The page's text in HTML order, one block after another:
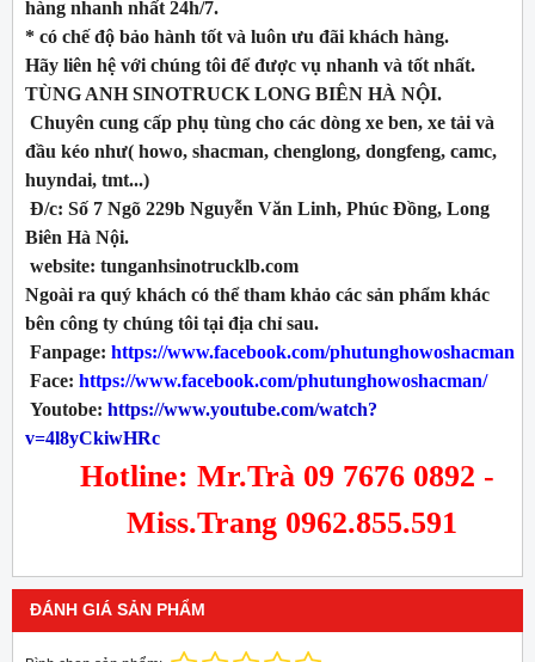
hàng nhanh nhất 24h/7.
* có chế độ bảo hành tốt và luôn ưu đãi khách hàng.
Hãy liên hệ với chúng tôi để được vụ nhanh và tốt nhất.
TÙNG ANH SINOTRUCK LONG BIÊN HÀ NỘI.
Chuyên cung cấp phụ tùng cho các dòng xe ben, xe tải và
đầu kéo như( howo, shacman, chenglong, dongfeng, camc,
huyndai, tmt...)
Đ/c: Số 7 Ngõ 229b Nguyễn Văn Linh, Phúc Đồng, Long
Biên Hà Nội.
website: tunganhsinotrucklb.com
Ngoài ra quý khách có thể tham khảo các sản phẩm khác
bên công ty chúng tôi tại địa chỉ sau.
Fanpage: https://www.facebook.com/phutunghowoshacman
Face: https://www.facebook.com/phutunghowoshacman/
Youtobe: https://www.youtube.com/watch?
v=4l8yCkiwHRc
Hotline: Mr.Trà 09 7676 0892 -
Miss.Trang 0962.855.591
ĐÁNH GIÁ SẢN PHẨM